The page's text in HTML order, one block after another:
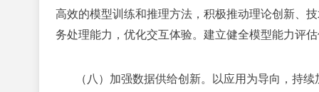
高效的模型训练和推理方法，积极推动理论创新、
务处理能力，优化交互体验。建立健全模型能力评
（八）加强数据供给创新。
以应用为导向，持